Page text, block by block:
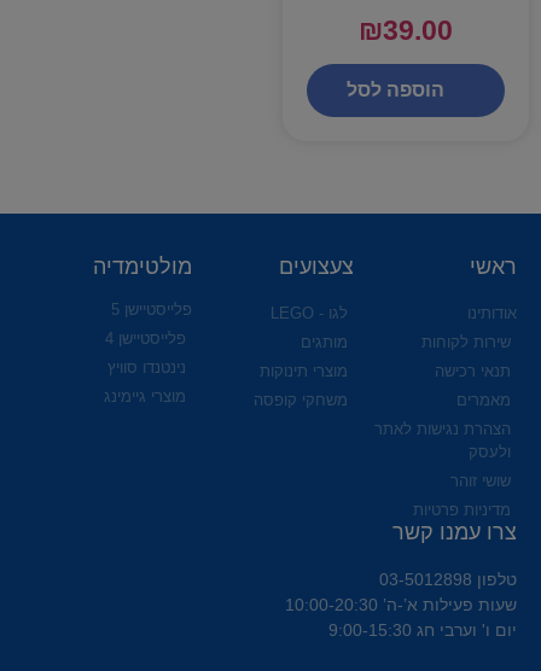
₪39.00
הוספה לסל
ראשי
אודותינו
שירות לקוחות
תנאי רכישה
מאמרים
הצהרת נגישות לאתר
ולעסק
שושי זוהר
מדיניות פרטיות
צעצועים
לגו - LEGO
מותגים
מוצרי תינוקות
משחקי קופסה
מולטימדיה
פלייסטיישן 5
פלייסטיישן 4
נינטנדו סוויץ
מוצרי גיימינג
צרו עמנו קשר
טלפון 03-5012898
שעות פעילות א’-ה’ 10:00-20:30
יום ו' וערבי חג 9:00-15:30